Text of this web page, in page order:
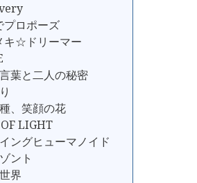
プロポーズ
キ☆ドリーマー
葉と二人の秘密
、笑顔の花
LIGHT
ングヒューマノイド
ント
界